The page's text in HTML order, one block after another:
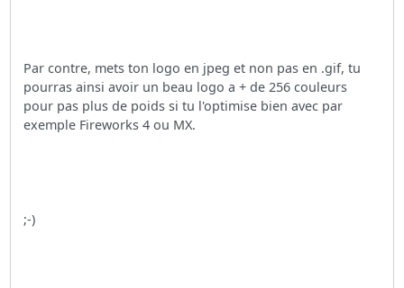
Par contre, mets ton logo en jpeg et non pas en .gif, tu
pourras ainsi avoir un beau logo a + de 256 couleurs
pour pas plus de poids si tu l'optimise bien avec par
exemple Fireworks 4 ou MX.
;-)